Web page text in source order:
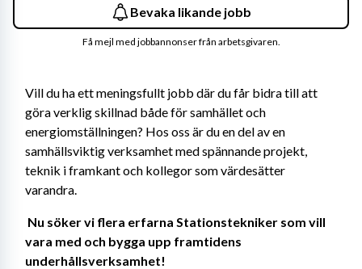
Vill du ha ett meningsfullt jobb där du får bidra till att
göra verklig skillnad både för samhället och
energiomställningen? Hos oss är du en del av en
samhällsviktig verksamhet med spännande projekt,
teknik i framkant och kollegor som värdesätter
varandra.
Nu söker vi flera erfarna Stationstekniker som vill
vara med och bygga upp framtidens
underhållsverksamhet!
Bevaka likande jobb
Få mejl med jobbannonser från arbetsgivaren.